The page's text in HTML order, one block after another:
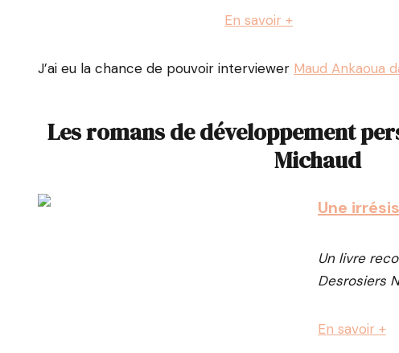
En savoir +
J’ai eu la chance de pouvoir interviewer Maud Ankaoua
Les romans de développement
Michaud
Une
Un livre
Desrosiers
En savoir +